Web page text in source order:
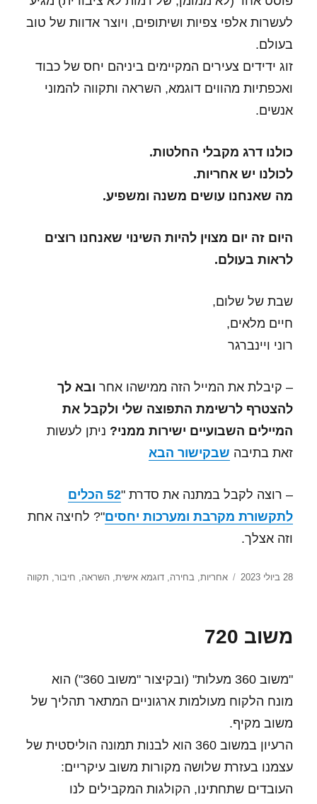
לעשרות אלפי צפיות ושיתופים, ויוצר אדוות של טוב
בעולם.
זוג ידידים צעירים המקיימים ביניהם יחס של כבוד
ואכפתיות מהווים דוגמא, השראה ותקווה להמוני
אנשים.
כולנו דרג מקבלי החלטות.
לכולנו יש אחריות.
מה שאנחנו עושים משנה ומשפיע.
היום זה יום מצוין להיות השינוי שאנחנו רוצים
לראות בעולם.
שבת של שלום,
חיים מלאים,
רוני ויינברגר
– קיבלת את המייל הזה ממישהו אחר ובא לך
להצטרף לרשימת התפוצה שלי ולקבל את
המיילים השבועיים ישירות ממני? ניתן לעשות
זאת בתיבה שבקישור הבא
– רוצה לקבל במתנה את סדרת "
52 הכלים
לתקשורת מקרבת ומערכות יחסים"? לחיצה אחת
וזה אצלך.
פורסם
28 ביולי 2023 תגיות
אחריות,בחירה,דוגמא אישית,השראה, חיבור, תקווה
משוב 720
"משוב 360 מעלות" (ובקיצור "משוב 360") הוא
מונח הלקוח מעולמות ארגוניים המתאר תהליך של
משוב מקיף.
הרעיון במשוב 360 הוא לבנות תמונה הוליסטית של
עצמנו בעזרת שלושה מקורות משוב עיקריים:
העובדים שתחתינו, הקולגות המקבילים לנו